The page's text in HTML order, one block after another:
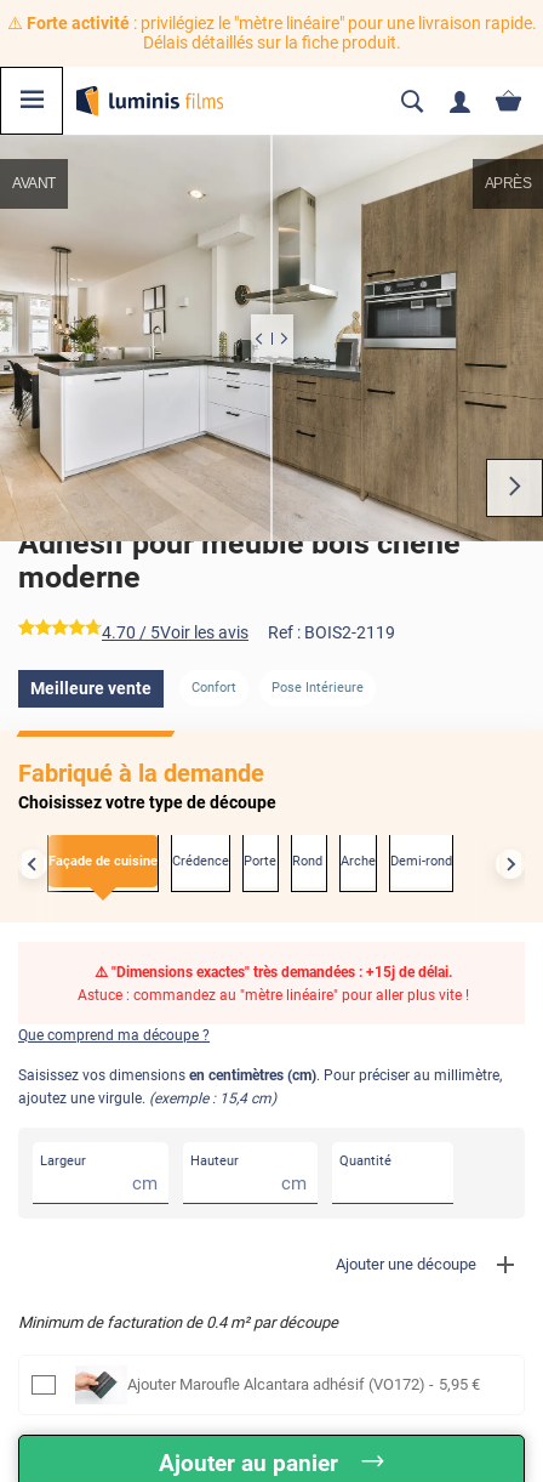
⚠️ Forte activité: privilégiez le "mètre linéaire" pour une livraison rapide.
Délais détaillés sur la fiche produit.
AVANT APRÈS
AVANT
Adhésif pour meuble bois chêne
moderne
*****
4.70 / 5Voir les avis Ref : BOIS2-2119
Meilleure vente Confort Pose Intérieure
Fabriqué à la demande
Choisissez votre type de découpe
Façade de cuisine Crédence Porte Rond Arche Demi-rond
⚠️ "Dimensions exactes" très demandées : +15j de délai.
Astuce : commandez au "mètre linéaire" pour aller plus vite !
Que comprend ma découpe ?
Saisissez vos dimensions en centimètres (cm). Pour préciser au millimètre,
ajoutez une virgule. (exemple : 15,4 cm)
Largeur
cm
Hauteur
cm
Quantité
Ajouter une découpe
Minimum de facturation de 0.4m² par découpe
Ajouter Maroufle Alcantara adhésif (VO172) - 5,95 €
Ajouter au panier